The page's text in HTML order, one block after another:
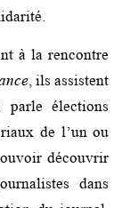
à la rencontre
, ils assistent
élections
de l’un ou
découvrir
dans